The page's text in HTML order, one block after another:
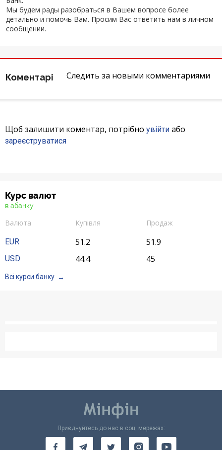
Інтернет-банкінг
Банки-партнери
Акції
Счета для бизнеса
Мы будем рады разобраться в Вашем вопросе более
детально и помочь Вам. Просим Вас ответить нам в личном
сообщении.
Следить за новыми комментариями
Коментарі
Щоб залишити коментар, потрібно увійти або
зареєструватися
Курс валют
в абанку
Валюта Купівля
Продаж
EUR
51.2 51.9
USD 44.4 45
Всі курси банку
Приєднуйтесь до нас в соц. мережах: